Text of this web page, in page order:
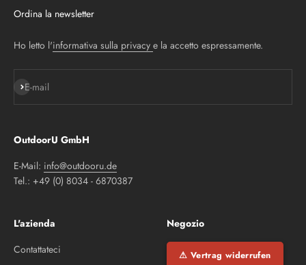
Ordina la newsletter
Ho letto l'informativa sulla privacy e la accetto espressamente.
E-mail
Iscriviti alla newsletter
OutdoorU GmbH
E-Mail: info@outdooru.de
Tel.: +49 (0) 8034 - 6870387
L'azienda
Contattateci
Negozio
⚠ Vertrag widerrufen